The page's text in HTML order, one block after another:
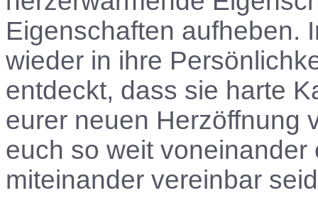
Eigenschaften aufheben.
wieder in ihre
entdeckt, dass sie harte
eurer neuen Herzöffnung
euch so weit
miteinander vereinbar